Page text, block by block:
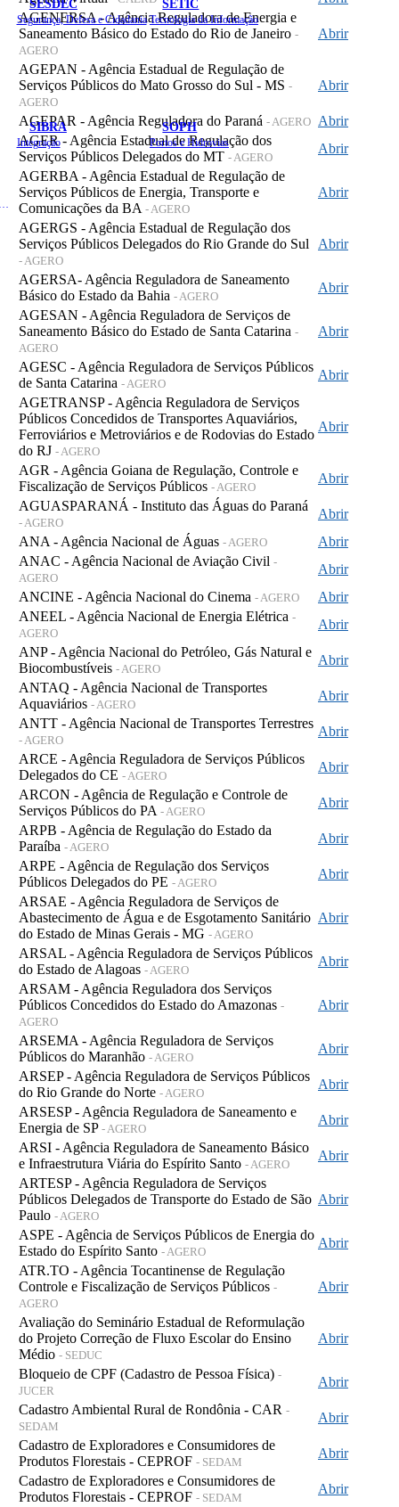
SESDEC
Segurança, Defesa e Cidadania
SETIC
Tecnologia da Informação
SIBRA
Integração
SOPH
Portos e Hidrovias
AGENERSA - Agência Reguladora de Energia e
Saneamento Básico do Estado do Rio de Janeiro -
AGERO
Abrir
AGEPAN - Agência Estadual de Regulação de
Serviços Públicos do Mato Grosso do Sul - MS -
AGERO
Abrir
AGEPAR - Agência Reguladora do Paraná - AGERO Abrir
AGER - Agência Estadual de Regulação dos
Serviços Públicos Delegados do MT - AGERO
Abrir
AGERBA - Agência Estadual de Regulação de
Serviços Públicos de Energia, Transporte e
Comunicações da BA - AGERO
Abrir
AGERGS - Agência Estadual de Regulação dos
Serviços Públicos Delegados do Rio Grande do Sul
- AGERO
Abrir
AGERSA- Agência Reguladora de Saneamento
Básico do Estado da Bahia - AGERO
Abrir
AGESAN - Agência Reguladora de Serviços de
Saneamento Básico do Estado de Santa Catarina -
AGERO
Abrir
AGESC - Agência Reguladora de Serviços Públicos
de Santa Catarina - AGERO
Abrir
AGETRANSP - Agência Reguladora de Serviços
Públicos Concedidos de Transportes Aquaviários,
Ferroviários e Metroviários e de Rodovias do Estado
do RJ - AGERO
Abrir
AGR - Agência Goiana de Regulação, Controle e
Fiscalização de Serviços Públicos - AGERO
Abrir
AGUASPARANÁ - Instituto das Águas do Paraná
- AGERO
Abrir
ANA - Agência Nacional de Águas - AGERO
Abrir
ANAC - Agência Nacional de Aviação Civil -
AGERO
Abrir
ANCINE - Agência Nacional do Cinema - AGERO
Abrir
ANEEL - Agência Nacional de Energia Elétrica -
AGERO
Abrir
ANP - Agência Nacional do Petróleo, Gás Natural e
Biocombustíveis - AGERO
Abrir
ANTAQ - Agência Nacional de Transportes
Aquaviários - AGERO
Abrir
ANTT - Agência Nacional de Transportes Terrestres
- AGERO
Abrir
ARCE - Agência Reguladora de Serviços Públicos
Delegados do CE - AGERO
Abrir
ARCON - Agência de Regulação e Controle de
Serviços Públicos do PA - AGERO
Abrir
ARPB - Agência de Regulação do Estado da
Paraíba - AGERO
Abrir
ARPE - Agência de Regulação dos Serviços
Públicos Delegados do PE - AGERO
Abrir
ARSAE - Agência Reguladora de Serviços de
Abastecimento de Água e de Esgotamento Sanitário
do Estado de Minas Gerais - MG - AGERO
Abrir
ARSAL - Agência Reguladora de Serviços Públicos
do Estado de Alagoas - AGERO
Abrir
ARSAM - Agência Reguladora dos Serviços
Públicos Concedidos do Estado do Amazonas -
AGERO
Abrir
ARSEMA - Agência Reguladora de Serviços
Públicos do Maranhão - AGERO
Abrir
ARSEP - Agência Reguladora de Serviços Públicos
do Rio Grande do Norte - AGERO
Abrir
ARSESP - Agência Reguladora de Saneamento e
Energia de SP - AGERO
Abrir
ARSI - Agência Reguladora de Saneamento Básico
e Infraestrutura Viária do Espírito Santo - AGERO
Abrir
ARTESP - Agência Reguladora de Serviços
Públicos Delegados de Transporte do Estado de São
Paulo - AGERO
Abrir
ASPE - Agência de Serviços Públicos de Energia do
Estado do Espírito Santo - AGERO
Abrir
ATR.TO - Agência Tocantinense de Regulação
Controle e Fiscalização de Serviços Públicos -
AGERO
Abrir
Avaliação do Seminário Estadual de Reformulação
do Projeto Correção de Fluxo Escolar do Ensino
Médio - SEDUC
Abrir
Bloqueio de CPF (Cadastro de Pessoa Física) -
JUCER
Abrir
Cadastro Ambiental Rural de Rondônia - CAR -
SEDAM
Abrir
Cadastro de Exploradores e Consumidores de
Produtos Florestais - CEPROF - SEDAM
Abrir
Cadastro de Exploradores e Consumidores de
Produtos Florestais - CEPROF - SEDAM
Abrir